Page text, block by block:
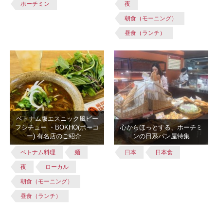
ホーチミン 夜
朝食（モーニング）
昼食（ランチ）
ベトナム版エスニック風ビー
フシチュー ・BOKHO(ボーコ
ー) 有名店のご紹介
ベトナム料理 麺
夜 ローカル
朝食（モーニング）
昼食（ランチ）
心からほっとする、ホーチミ
ンの日系パン屋特集
日本 日本食